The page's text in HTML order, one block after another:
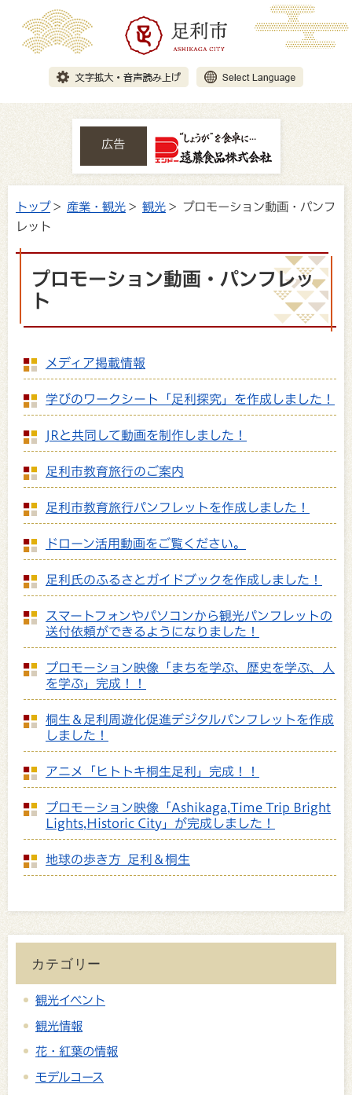
広告
トップ> 産業・観光 > 観光 > プロモーション動画・パンフ
レット
プロモーション動画・パンフレッ
ト
メディア掲載情報
学びのワークシート「足利探究」を作成しました！
JRと共同して動画を制作しました！
足利市教育旅行のご案内
足利市教育旅行パンフレットを作成しました！
ドローン活用動画をご覧ください。
足利氏のふるさとガイドブックを作成しました！
スマートフォンやパソコンから観光パンフレットの
送付依頼ができるようになりました！
プロモーション映像「まちを学ぶ、歴史を学ぶ、人
を学ぶ」完成！！
桐生＆足利周遊化促進デジタルパンフレットを作成
しました！
アニメ「ヒトトキ桐生足利」完成！！
プロモーション映像「Ashikaga,Time Trip Bright
Lights,Historic City」が完成しました！
地球の歩き方 足利＆桐生
カテゴリー
観光イベント
観光情報
花・紅葉の情報
モデルコース